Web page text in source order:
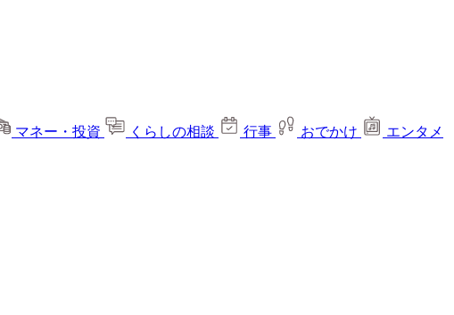
マネー・投資 くらしの相談 行事 おでかけ
エンタメ